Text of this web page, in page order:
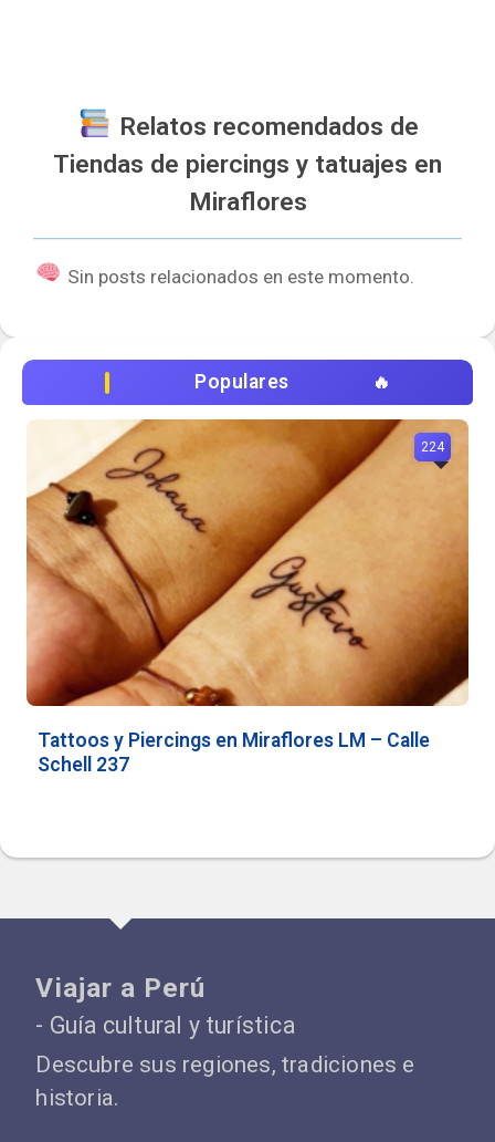
Relatos recomendados de
Tiendas de piercings y tatuajes en
Miraflores
Sin posts relacionados en este momento.
Populares
Tattoos y Piercings en Miraflores LM – Calle
Schell 237
224
Viajar a Perú
- Guía cultural y turística
Descubre sus regiones, tradiciones e
historia.